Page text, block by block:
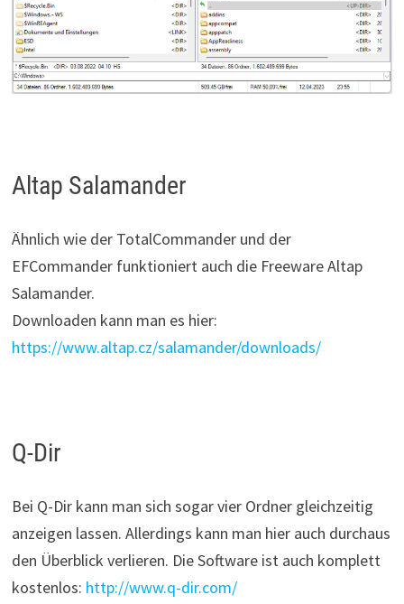
Altap Salamander
Ähnlich wie der TotalCommander und der
EFCommander funktioniert auch die Freeware Altap
Salamander.
Downloaden kann man es hier:
https://www.altap.cz/salamander/downloads/
Q-Dir
Bei Q-Dir kann man sich sogar vier Ordner gleichzeitig
anzeigen lassen. Allerdings kann man hier auch durchaus
den Überblick verlieren. Die Software ist auch komplett
kostenlos: http://www.q-dir.com/